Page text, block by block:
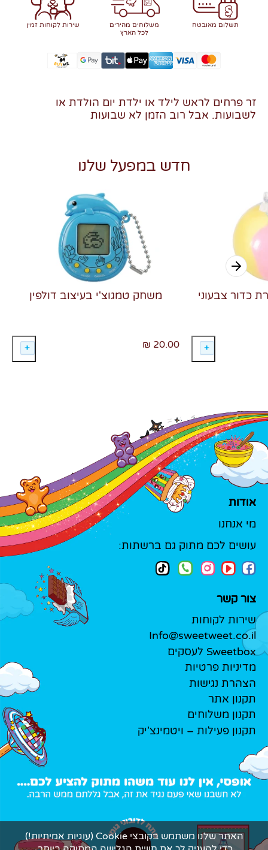
תשלום מאובטח
משלוחים מהירים
לכל הארץ
שירות לקוחות זמין
זר פרחים לראש לילד או ילדת יום הולדת או
לשבועות. אבל רוב הזמן לא שבועות
חדש במפעל שלנו
משחק טמגוצ'י בעיצוב דולפין
20.00 ₪
כדור צבעוני
אודות
מי אנחנו
עושים לכם מתוק גם ברשתות:
צור קשר
שירות לקוחות
Info@sweetweet.co.il
Sweetbox לעסקים
מדיניות פרטיות
הצהרת נגישות
תקנון אתר
תקנון משלוחים
תקנון פעילות – ויטמינצ'יק
האתר שלנו משתמש בקובצי Cookie (עוגיות אמיתיות!)